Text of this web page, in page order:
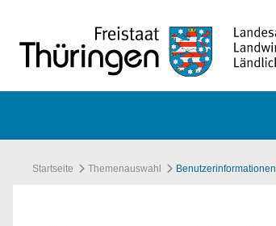
Startseite Themenauswahl Benutzerinformationen